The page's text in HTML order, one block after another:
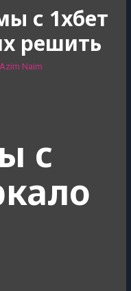
с 1хбет
решить
Azim Naim
с